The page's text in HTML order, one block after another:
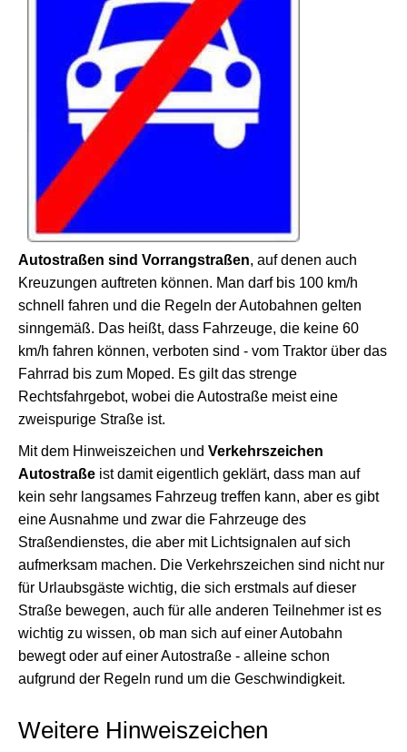
Autostraßen sind Vorrangstraßen, auf denen auch
Kreuzungen auftreten können. Man darf bis 100 km/h
schnell fahren und die Regeln der Autobahnen gelten
sinngemäß. Das heißt, dass Fahrzeuge, die keine 60
km/h fahren können, verboten sind - vom Traktor über das
Fahrrad bis zum Moped. Es gilt das strenge
Rechtsfahrgebot, wobei die Autostraße meist eine
zweispurige Straße ist.
Mit dem Hinweiszeichen und Verkehrszeichen
Autostraße ist damit eigentlich geklärt, dass man auf
kein sehr langsames Fahrzeug treffen kann, aber es gibt
eine Ausnahme und zwar die Fahrzeuge des
Straßendienstes, die aber mit Lichtsignalen auf sich
aufmerksam machen. Die Verkehrszeichen sind nicht nur
für Urlaubsgäste wichtig, die sich erstmals auf dieser
Straße bewegen, auch für alle anderen Teilnehmer ist es
wichtig zu wissen, ob man sich auf einer Autobahn
bewegt oder auf einer Autostraße - alleine schon
aufgrund der Regeln rund um die Geschwindigkeit.
Weitere Hinweiszeichen